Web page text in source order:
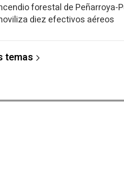
forestal de Peñarroya-
diez efectivos aéreos
temas